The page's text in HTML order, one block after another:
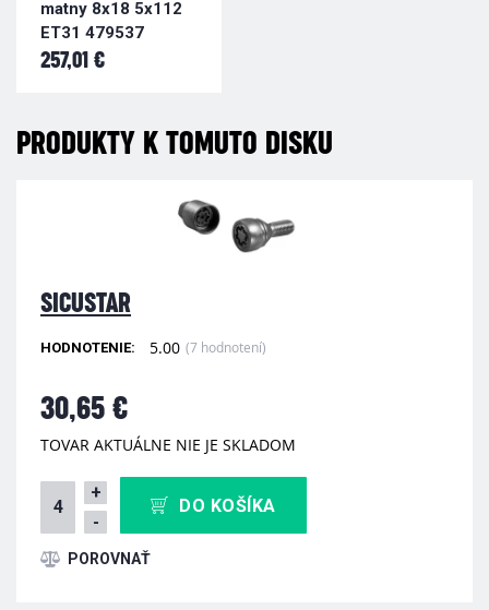
matny 8x18 5x112
ET31 479537
257,01 €
PRODUKTY K TOMUTO DISKU
SICUSTAR
HODNOTENIE: 5.00 (7 hodnotení)
30,65 €
TOVAR AKTUÁLNE NIE JE SKLADOM
+
-
DO KOŠÍKA